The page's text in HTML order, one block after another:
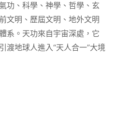
功、科學、神學、哲學、玄
文明、歷屆文明、地外文明
系。天功來自宇宙深處，它
渡地球人進入“天人合一”大境